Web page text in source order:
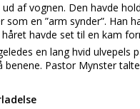
af vognen. Den havde
som en ”arm synder”. Han
havde set til en kam
en lang hvid
benene. Pastor Mynster